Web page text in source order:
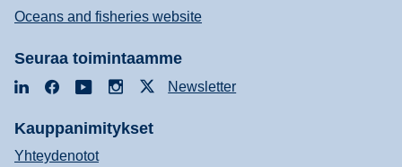
Oceans and fisheries website
Seuraa toimintaamme
LinkedInFacebookYouTubeInstagramNewsletter
Kauppanimitykset
Yhteydenotot